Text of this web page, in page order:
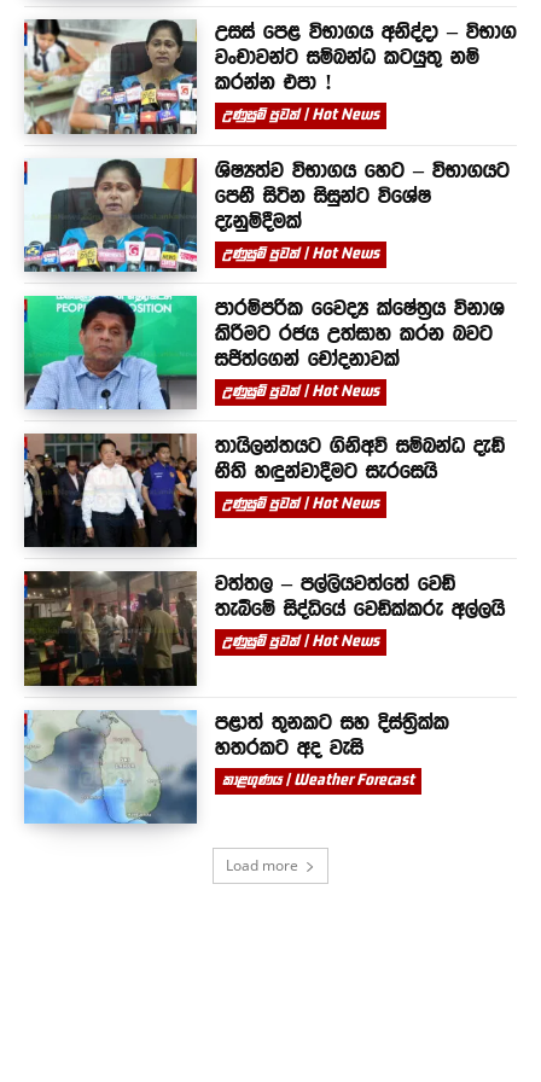
උසස් පෙළ විභාගය අනිද්දා – විභාග
වංචාවන්ට සම්බන්ධ කටයුතු නම්
කරන්න එපා !
උණුසුම් පුවත් | Hot News
ශිෂ්‍යත්ව විභාගය හෙට – විභාගයට
පෙනී සිටින සිසුන්ට විශේෂ
දැනුම්දීමක්
උණුසුම් පුවත් | Hot News
පාරම්පරික වෛද්‍ය ක්ෂේත්‍රය විනාශ
කිරීමට රජය උත්සාහ කරන බවට
සජිත්ගෙන් චෝදනාවක්
උණුසුම් පුවත් | Hot News
තායිලන්තයට ගිනිඅවි සම්බන්ධ දැඩි
නීති හඳුන්වාදීමට සැරසෙයි
උණුසුම් පුවත් | Hot News
වත්තල – පල්ලියවත්තේ වෙඩි
තැබීමේ සිද්ධියේ වෙඩික්කරු අල්ලයි
උණුසුම් පුවත් | Hot News
පළාත් තුනකට සහ දිස්ත්‍රික්ක
හතරකට අද වැසි
කාළගුණය | Weather Forecast
Load more